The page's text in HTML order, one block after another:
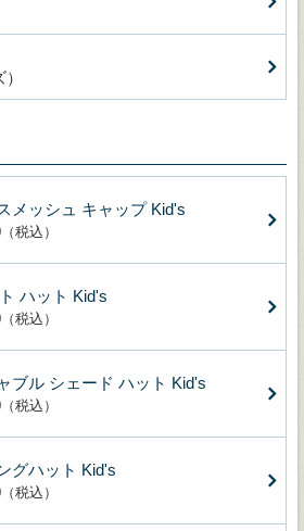
メッシュ キャップ Kid's
税込）
ハット Kid's
税込）
ブル シェード ハット Kid's
税込）
グハット Kid's
税込）